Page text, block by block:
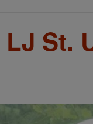
St.